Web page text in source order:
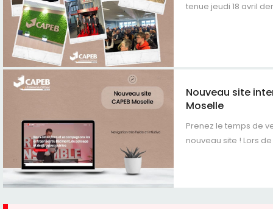
tenue jeudi 18 avril
Nouveau site
Moselle
Prenez le temps de
nouveau site ! Lors